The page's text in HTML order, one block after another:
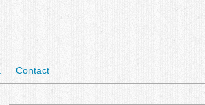
Contact